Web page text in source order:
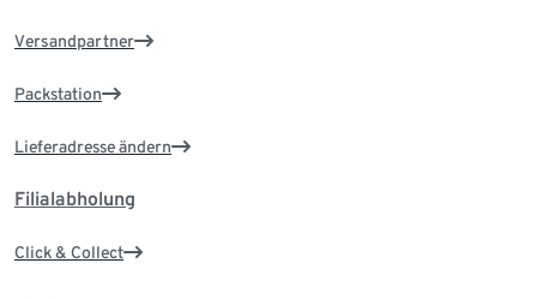
Versandpartner
Packstation
Lieferadresse ändern
Filialabholung
Click & Collect